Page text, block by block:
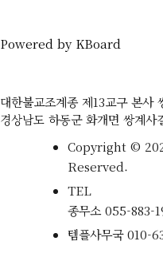
Powered by KBoard
대한불교조계종 제13교구 본사
경상남도 하동군 화개면 쌍계사
Copyright ©
Reserved.
TEL
종무소055-883-
템플사무국010-